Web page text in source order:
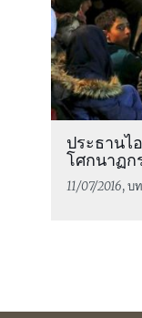
ประธานไ
โศกนาฏก
11/07/2016, บ